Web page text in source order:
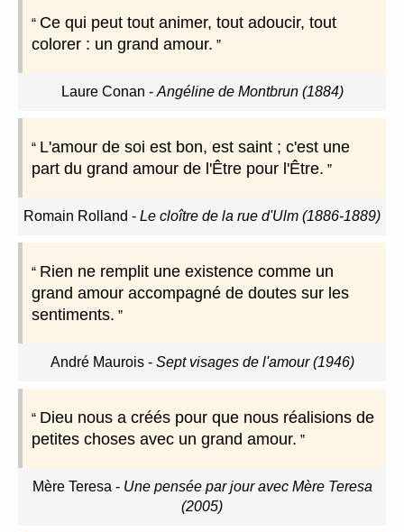
Ce qui peut tout animer, tout adoucir, tout
colorer : un grand amour.
Laure Conan - Angéline de Montbrun (1884)
L'amour de soi est bon, est saint ; c'est une
part du grand amour de l'Être pour l'Être.
Romain Rolland - Le cloître de la rue d'Ulm (1886-1889)
Rien ne remplit une existence comme un
grand amour accompagné de doutes sur les
sentiments.
André Maurois- Sept visages de l'amour (1946)
Dieu nous a créés pour que nous réalisions de
petites choses avec un grand amour.
Mère Teresa - Une pensée par jour avec Mère Teresa
(2005)